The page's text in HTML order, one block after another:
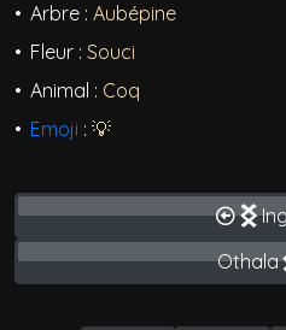
Arbre : Aubépine
Fleur : Souci
Animal : Coq
Emoji : 💡
Othala